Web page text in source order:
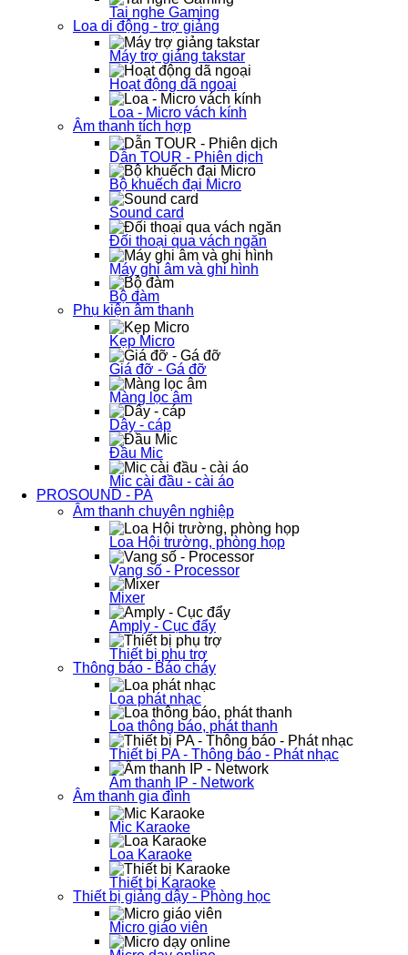
Tai nghe Gaming
Loa di động - trợ giảng
Máy trợ giảng takstar
Hoạt động dã ngoại
Loa - Micro vách kính
Âm thanh tích hợp
Dẫn TOUR - Phiên dịch
Bộ khuếch đại Micro
Sound card
Đối thoại qua vách ngăn
Máy ghi âm và ghi hình
Bộ đàm
Phụ kiện âm thanh
Kẹp Micro
Giá đỡ - Gá đỡ
Màng lọc âm
Dây - cáp
Đầu Mic
Mic cài đầu - cài áo
PROSOUND - PA
Âm thanh chuyên nghiệp
Loa Hội trường, phòng họp
Vang số - Processor
Mixer
Amply - Cục đẩy
Thiết bị phụ trợ
Thông báo - Báo cháy
Loa phát nhạc
Loa thông báo, phát thanh
Thiết bị PA - Thông báo - Phát nhạc
Âm thanh IP - Network
Âm thanh gia đình
Mic Karaoke
Loa Karaoke
Thiết bị Karaoke
Thiết bị giảng dậy - Phòng học
Micro giáo viên